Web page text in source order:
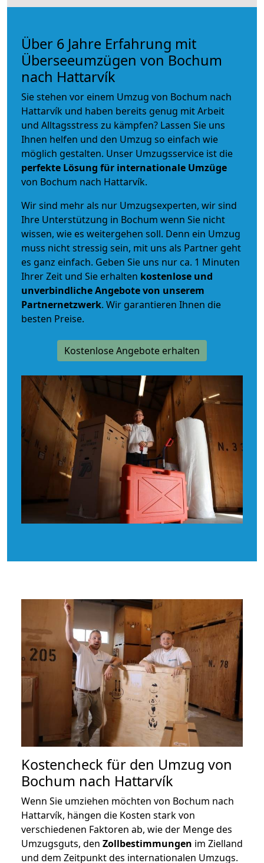
Über 6 Jahre Erfahrung mit
Überseeumzügen von Bochum
nach Hattarvík
Sie stehen vor einem Umzug von Bochum nach
Hattarvík und haben bereits genug mit Arbeit
und Alltagsstress zu kämpfen? Lassen Sie uns
Ihnen helfen und den Umzug so einfach wie
möglich gestalten. Unser Umzugsservice ist die
perfekte Lösung für internationale Umzüge
von Bochum nach Hattarvík.
Wir sind mehr als nur Umzugsexperten, wir sind
Ihre Unterstützung in Bochum wenn Sie nicht
wissen, wie es weitergehen soll. Denn ein Umzug
muss nicht stressig sein, mit uns als Partner geht
es ganz einfach. Geben Sie uns nur ca. 1 Minuten
Ihrer Zeit und Sie erhalten kostenlose und
unverbindlicheAngebote von unserem
Partnernetzwerk. Wir garantieren Ihnen die
besten Preise.
Kostenlose Angebote erhalten
Kostencheck für den Umzug von
Bochum nach Hattarvík
Wenn Sie umziehen möchten von Bochum nach
Hattarvík, hängen die Kosten stark von
verschiedenen Faktoren ab, wie der Menge des
Umzugsguts, den Zollbestimmungen im Zielland
und dem Zeitpunkt des internationalen Umzugs.